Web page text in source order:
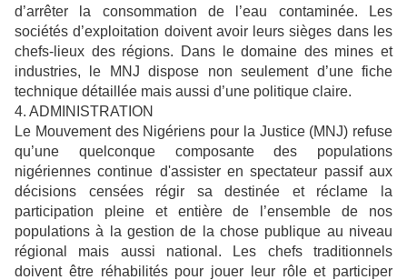
d’arrêter la consommation de l’eau contaminée. Les
sociétés d’exploitation doivent avoir leurs sièges dans les
chefs-lieux des régions. Dans le domaine des mines et
industries, le MNJ dispose non seulement d’une fiche
technique détaillée mais aussi d’une politique claire.
4. ADMINISTRATION
Le Mouvement des Nigériens pour la Justice (MNJ) refuse
qu’une quelconque composante des populations
nigériennes continue d'assister en spectateur passif aux
décisions censées régir sa destinée et réclame la
participation pleine et entière de l’ensemble de nos
populations à la gestion de la chose publique au niveau
régional mais aussi national. Les chefs traditionnels
doivent être réhabilités pour jouer leur rôle et participer